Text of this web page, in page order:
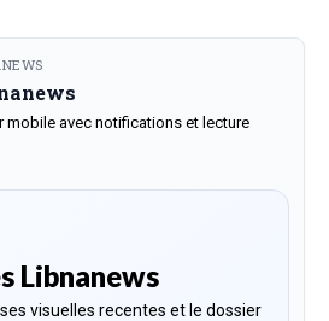
mobile avec notifications et lecture
Libnanews
visuelles recentes et le dossier